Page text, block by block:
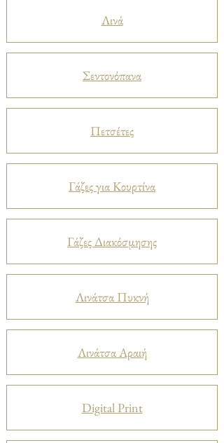
Λινά
Σεντονόπανα
Πετσέτες
Γάζες για Κουρτίνα
Γάζες Διακόσμησης
Λινάτσα Πυκνή
Λινάτσα Αραιή
Digital Print